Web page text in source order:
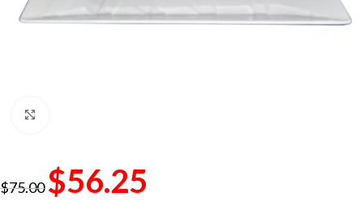
$75.00 $56.25